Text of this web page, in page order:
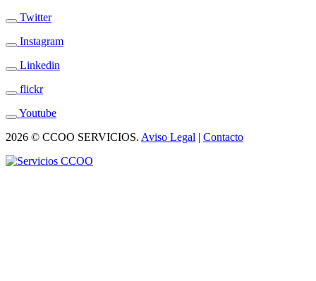
Twitter
Instagram
Linkedin
flickr
Youtube
2026 © CCOO SERVICIOS. Aviso Legal | Contacto